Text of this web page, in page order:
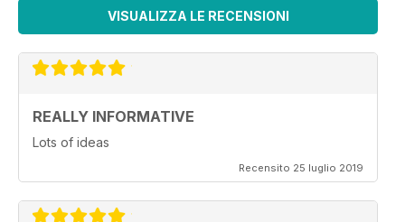
VISUALIZZA LE RECENSIONI
REALLY INFORMATIVE
Lots of ideas
Recensito 25 luglio 2019